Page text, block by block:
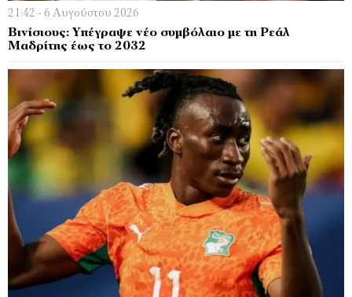
21:42 - 6 Αυγούστου 2026
Βινίσιους: Υπέγραψε νέο συμβόλαιο με τη Ρεάλ
Μαδρίτης έως το 2032